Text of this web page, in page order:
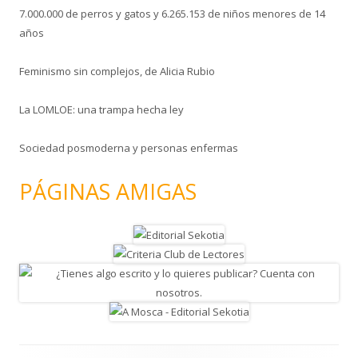
7.000.000 de perros y gatos y 6.265.153 de niños menores de 14
años
Feminismo sin complejos, de Alicia Rubio
La LOMLOE: una trampa hecha ley
Sociedad posmoderna y personas enfermas
PÁGINAS AMIGAS